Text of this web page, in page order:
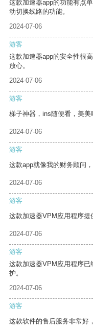
这款加速器app的功能有点
动切换线路的功能。
2024-07-06
游客
这款加速器app的安全性很
放心。
2024-07-06
游客
梯子神器，ins随便看，美美
2024-07-06
游客
这款app就像我的财务顾问
2024-07-06
游客
这款加速器VPM应用程序提
2024-07-06
游客
这款加速器VPM应用程序
护。
2024-07-06
游客
这款软件的售后服务非常好